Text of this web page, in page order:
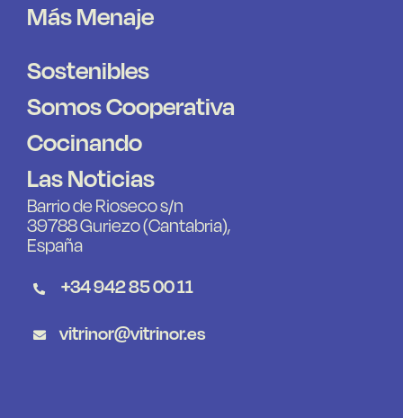
Más Menaje
Sostenibles
Somos Cooperativa
Cocinando
Las Noticias
Barrio de Rioseco s/n
39788 Guriezo (Cantabria),
España
+34 942 85 00 11
vitrinor@vitrinor.es